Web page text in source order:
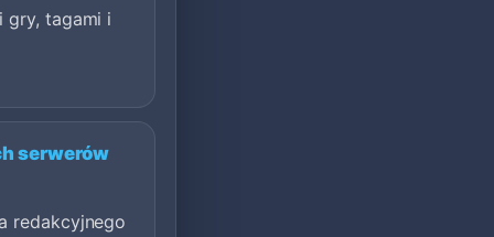
gry, tagami i
serwerów
redakcyjnego